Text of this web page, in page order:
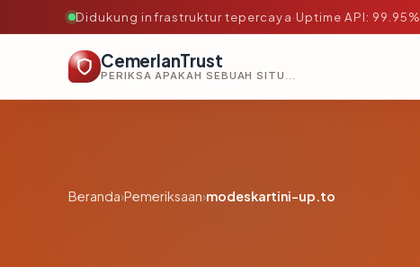
Didukung infrastruktur tepercaya·Uptime API: 99.95%
CemerlanTrust
PERIKSA APAKAH SEBUAH SITUS AMAN, TEPERCAYA, DAN TERVERIFIKASI DALAM HITUNGAN DETIK.
Beranda›Pemeriksaan›modeskartini-up.to